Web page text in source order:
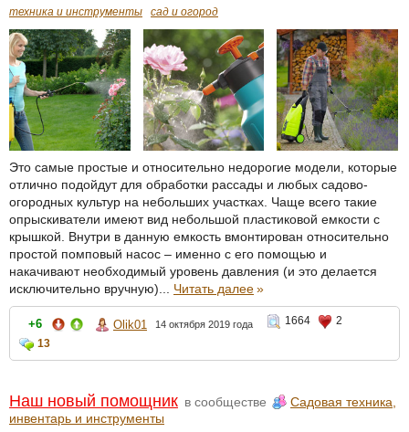
техника и инструменты сад и огород
Это самые простые и относительно недорогие модели, которые
отлично подойдут для обработки рассады и любых садово-
огородных культур на небольших участках. Чаще всего такие
опрыскиватели имеют вид небольшой пластиковой емкости с
крышкой. Внутри в данную емкость вмонтирован относительно
простой помповый насос – именно с его помощью и
накачивают необходимый уровень давления (и это делается
исключительно вручную)... Читать далее»
+6 Olik01 14 октября 2019 года 1664
2
13
Наш новый помощник в сообществе
Садовая техника,
инвентарь и инструменты